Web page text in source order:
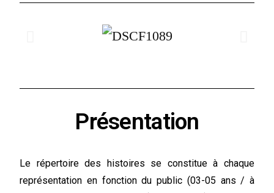
Présentation
Le répertoire des histoires se constitue à chaque
représentation en fonction du public (03-05 ans / à